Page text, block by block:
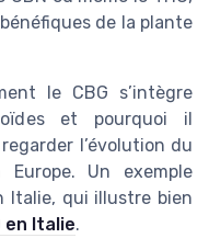
de la plante
le CBG s’intègre
et pourquoi il
l’évolution du
Un exemple
Italie, qui illustre bien
en Italie.